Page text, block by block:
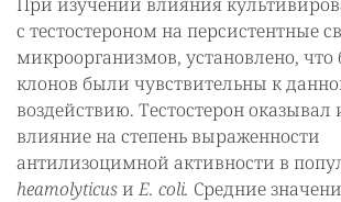
с тестостероном на персистентные
микроорганизмов, установлено,
клонов были чувствительны к
воздействию. Тестостерон
влияние на степень выраженности
антилизоцимной активности в
heamolyticusи E. сoli. Средние